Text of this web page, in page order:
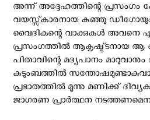
അന്ന് അദ്ദേഹത്തിന്റെ പ്രസംഗം
വയസ്സ്കാരനായ കുഞ്ഞു ഡീഗോയും
വൈദികന്റെ വാക്കുകള്‍ അവനെ
പ്രസംഗത്തില്‍ ആകൃഷ്ട്ടനായ ആ
പിതാവിന്റെ മദ്യപാനം മാറുവാനും
കുടുംബത്തില്‍
പ്രഭാതത്തില്‍ മൂന്നു മണിക്ക്
ജാഗരണ പ്രാര്‍ത്ഥന